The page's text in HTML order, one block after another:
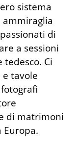
sistema
ammiraglia
di
a sessioni
tedesco. Ci
tavole
di matrimoni